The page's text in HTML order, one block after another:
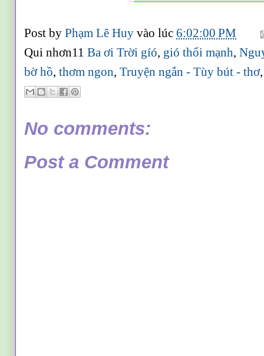
Post byPhạm Lê Huyvào lúc 6:02:00 PM
Qui nhơn11Ba ơi Trời gíó, gió thổi mạnh,
bờ hồ,thơm ngon,Truyện ngắn - Tùy bút - thơ
No comments:
Post a Comment